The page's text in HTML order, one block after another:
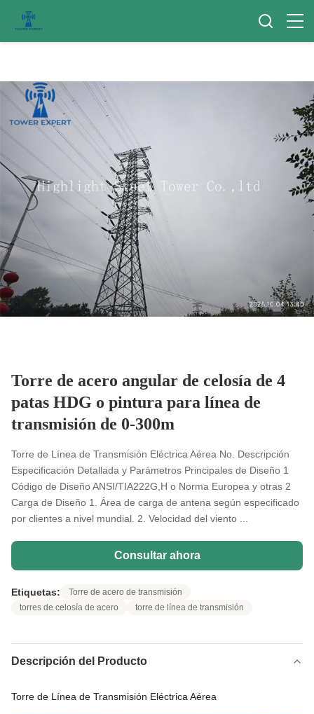
Torre de acero angular de celosía de 4
patas HDG o pintura para línea de
transmisión de 0-300m
Torre de Línea de Transmisión Eléctrica Aérea No. Descripción
Especificación Detallada y Parámetros Principales de Diseño 1
Código de Diseño ANSI/TIA222G,H o Norma Europea y otras 2
Carga de Diseño 1. Área de carga de antena según especificado
por clientes a nivel mundial. 2. Velocidad del viento ...
Consultar ahora
Etiquetas:
Torre de acero de transmisión
torres de celosía de acero
torre de línea de transmisión
Descripción del Producto
Torre de Línea de Transmisión Eléctrica Aérea